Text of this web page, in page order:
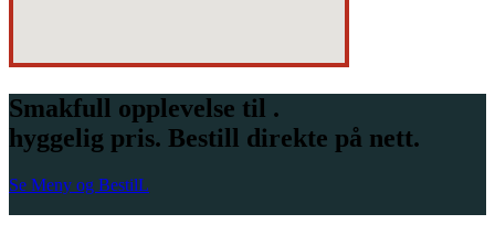
Smakfull opplevelse til .
hyggelig pris. Bestill direkte på nett.
Se Meny og BestilL